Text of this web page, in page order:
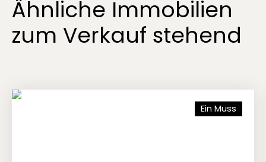
Ähnliche Immobilien
zum Verkauf stehend
Ein Muss